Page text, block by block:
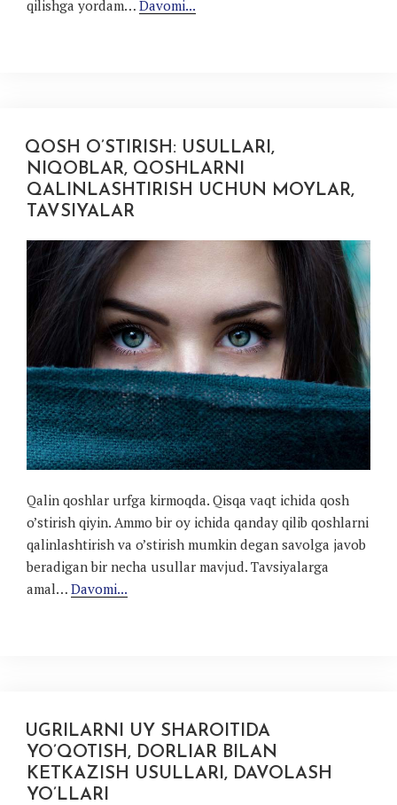
qilishga yordam… Davomi...
QOSH O’STIRISH: USULLARI,
NIQOBLAR, QOSHLARNI
QALINLASHTIRISH UCHUN MOYLAR,
TAVSIYALAR
Qalin qoshlar urfga kirmoqda. Qisqa vaqt ichida qosh
o’stirish qiyin. Ammo bir oy ichida qanday qilib qoshlarni
qalinlashtirish va o’stirish mumkin degan savolga javob
beradigan bir necha usullar mavjud. Tavsiyalarga
amal… Davomi...
UGRILARNI UY SHAROITIDA
YO’QOTISH, DORLIAR BILAN
KETKAZISH USULLARI, DAVOLASH
YO’LLARI